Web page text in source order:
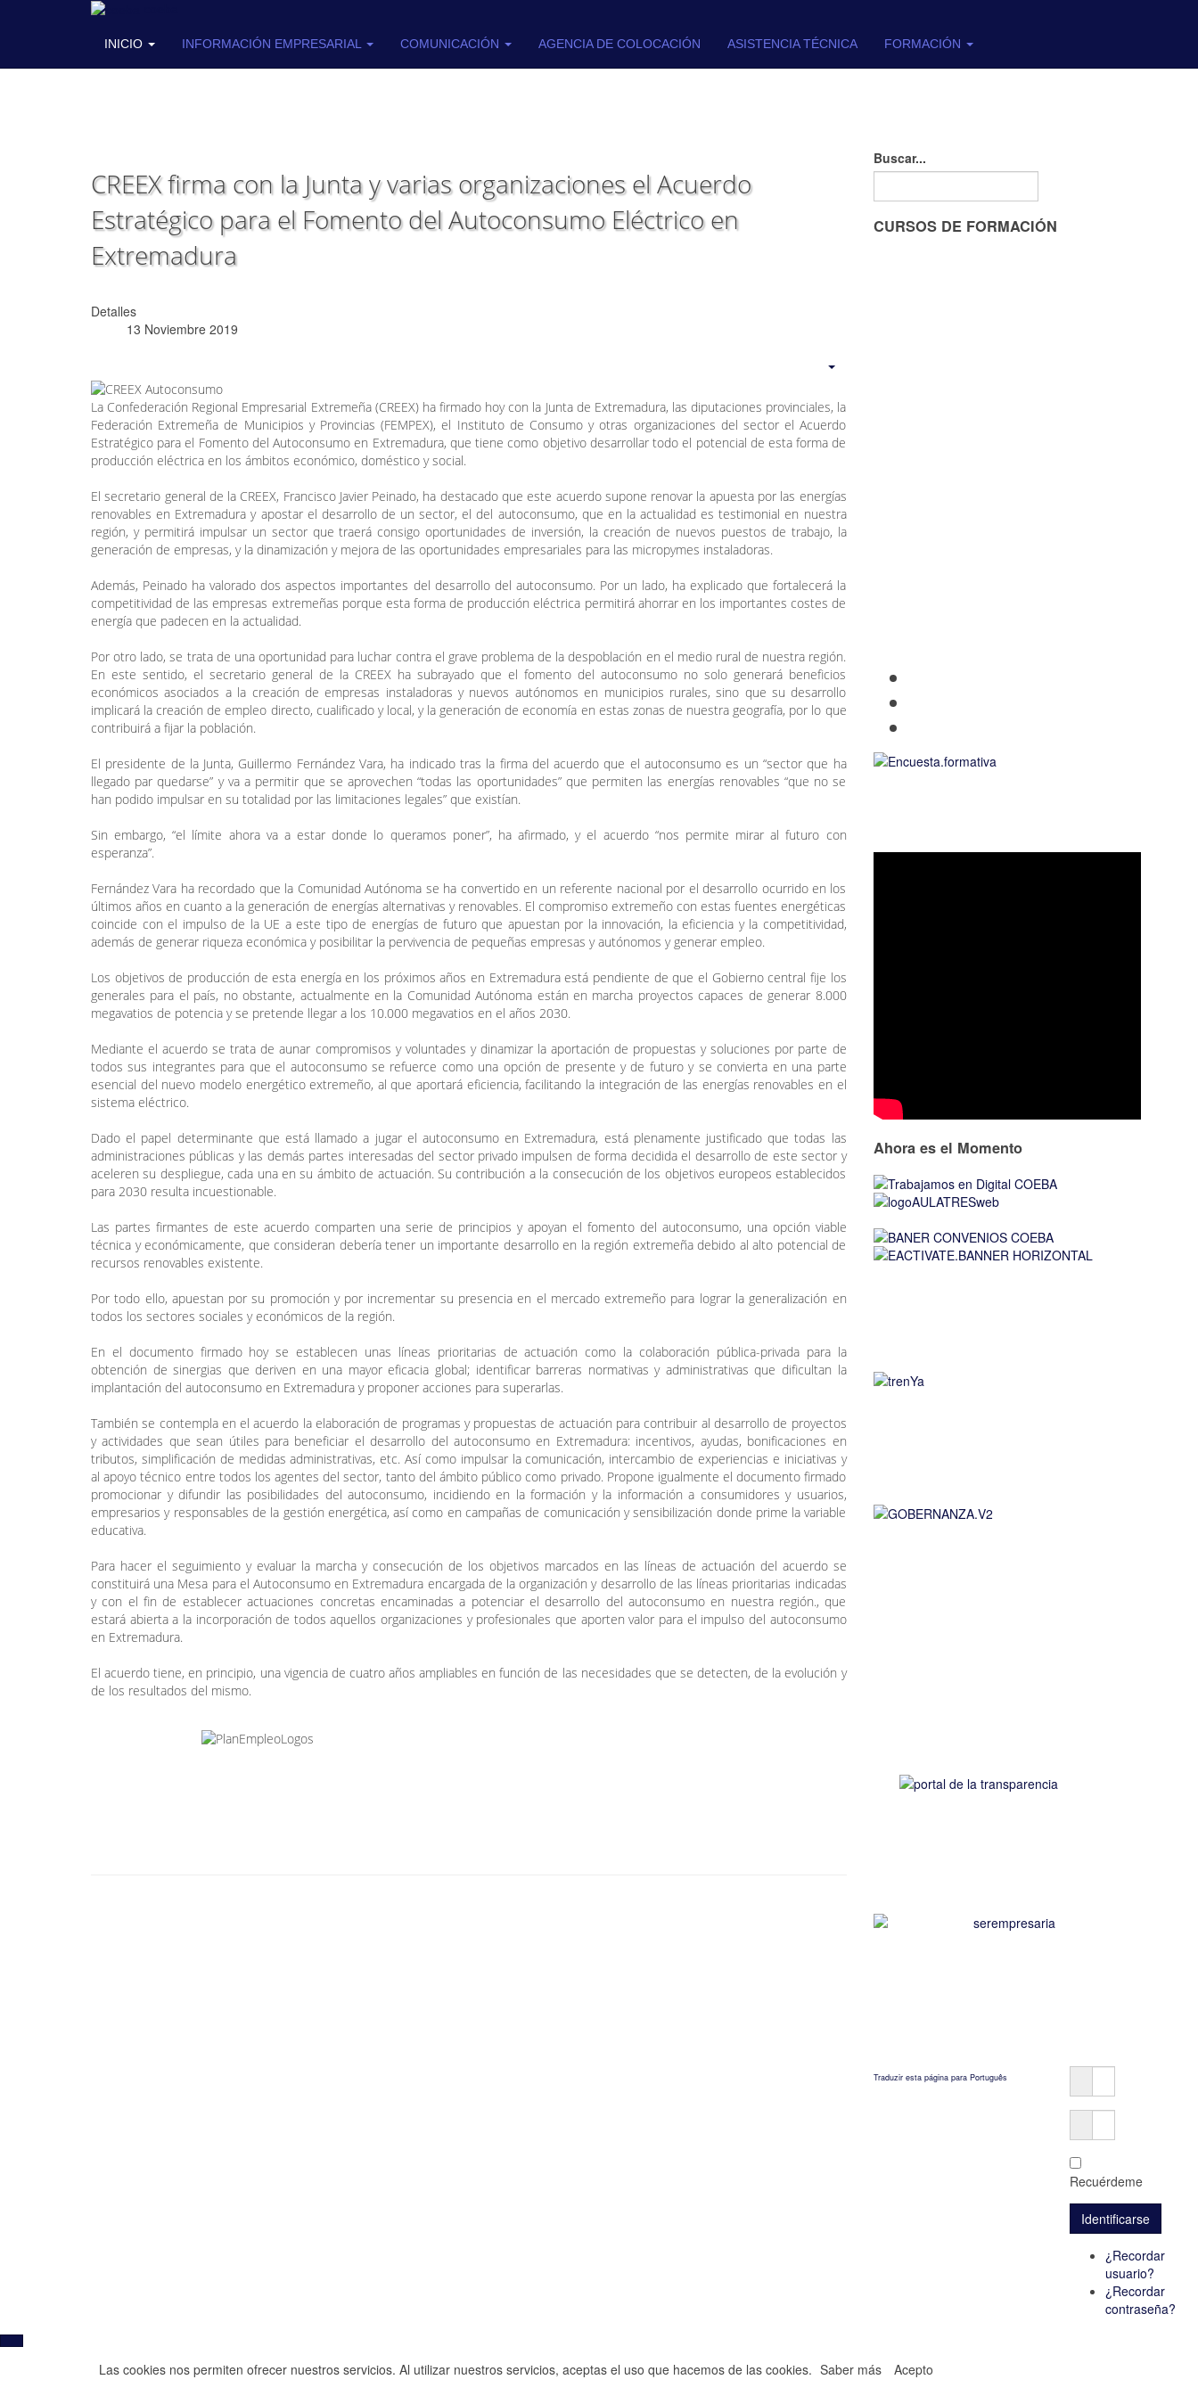
INICIO INFORMACIÓN EMPRESARIAL COMUNICACIÓN AGENCIA DE COLOCACIÓN ASISTENCIA TÉCNICA FORMACIÓN
CREEX firma con la Junta y varias organizaciones el Acuerdo
Estratégico para el Fomento del Autoconsumo Eléctrico en
Extremadura
Detalles
13 Noviembre 2019
La Confederación Regional Empresarial Extremeña (CREEX) ha firmado hoy con la Junta de Extremadura, las diputaciones provinciales, la
Federación Extremeña de Municipios y Provincias (FEMPEX), el Instituto de Consumo y otras organizaciones del sector el Acuerdo
Estratégico para el Fomento del Autoconsumo en Extremadura, que tiene como objetivo desarrollar todo el potencial de esta forma de
producción eléctrica en los ámbitos económico, doméstico y social.
El secretario general de la CREEX, Francisco Javier Peinado, ha destacado que este acuerdo supone renovar la apuesta por las energías
renovables en Extremadura y apostar el desarrollo de un sector, el del autoconsumo, que en la actualidad es testimonial en nuestra
región, y permitirá impulsar un sector que traerá consigo oportunidades de inversión, la creación de nuevos puestos de trabajo, la
generación de empresas, y la dinamización y mejora de las oportunidades empresariales para las micropymes instaladoras.
Además, Peinado ha valorado dos aspectos importantes del desarrollo del autoconsumo. Por un lado, ha explicado que fortalecerá la
competitividad de las empresas extremeñas porque esta forma de producción eléctrica permitirá ahorrar en los importantes costes de
energía que padecen en la actualidad.
Por otro lado, se trata de una oportunidad para luchar contra el grave problema de la despoblación en el medio rural de nuestra región.
En este sentido, el secretario general de la CREEX ha subrayado que el fomento del autoconsumo no solo generará beneficios
económicos asociados a la creación de empresas instaladoras y nuevos autónomos en municipios rurales, sino que su desarrollo
implicará la creación de empleo directo, cualificado y local, y la generación de economía en estas zonas de nuestra geografía, por lo que
contribuirá a fijar la población.
El presidente de la Junta, Guillermo Fernández Vara, ha indicado tras la firma del acuerdo que el autoconsumo es un “sector que ha
llegado par quedarse” y va a permitir que se aprovechen “todas las oportunidades” que permiten las energías renovables “que no se
han podido impulsar en su totalidad por las limitaciones legales” que existían.
Sin embargo, “el límite ahora va a estar donde lo queramos poner”, ha afirmado, y el acuerdo “nos permite mirar al futuro con
esperanza”.
Fernández Vara ha recordado que la Comunidad Autónoma se ha convertido en un referente nacional por el desarrollo ocurrido en los
últimos años en cuanto a la generación de energías alternativas y renovables. El compromiso extremeño con estas fuentes energéticas
coincide con el impulso de la UE a este tipo de energías de futuro que apuestan por la innovación, la eficiencia y la competitividad,
además de generar riqueza económica y posibilitar la pervivencia de pequeñas empresas y autónomos y generar empleo.
Los objetivos de producción de esta energía en los próximos años en Extremadura está pendiente de que el Gobierno central fije los
generales para el país, no obstante, actualmente en la Comunidad Autónoma están en marcha proyectos capaces de generar 8.000
megavatios de potencia y se pretende llegar a los 10.000 megavatios en el años 2030.
Mediante el acuerdo se trata de aunar compromisos y voluntades y dinamizar la aportación de propuestas y soluciones por parte de
todos sus integrantes para que el autoconsumo se refuerce como una opción de presente y de futuro y se convierta en una parte
esencial del nuevo modelo energético extremeño, al que aportará eficiencia, facilitando la integración de las energías renovables en el
sistema eléctrico.
Dado el papel determinante que está llamado a jugar el autoconsumo en Extremadura, está plenamente justificado que todas las
administraciones públicas y las demás partes interesadas del sector privado impulsen de forma decidida el desarrollo de este sector y
aceleren su despliegue, cada una en su ámbito de actuación. Su contribución a la consecución de los objetivos europeos establecidos
para 2030 resulta incuestionable.
Las partes firmantes de este acuerdo comparten una serie de principios y apoyan el fomento del autoconsumo, una opción viable
técnica y económicamente, que consideran debería tener un importante desarrollo en la región extremeña debido al alto potencial de
recursos renovables existente.
Por todo ello, apuestan por su promoción y por incrementar su presencia en el mercado extremeño para lograr la generalización en
todos los sectores sociales y económicos de la región.
En el documento firmado hoy se establecen unas líneas prioritarias de actuación como la colaboración pública-privada para la
obtención de sinergias que deriven en una mayor eficacia global; identificar barreras normativas y administrativas que dificultan la
implantación del autoconsumo en Extremadura y proponer acciones para superarlas.
También se contempla en el acuerdo la elaboración de programas y propuestas de actuación para contribuir al desarrollo de proyectos
y actividades que sean útiles para beneficiar el desarrollo del autoconsumo en Extremadura: incentivos, ayudas, bonificaciones en
tributos, simplificación de medidas administrativas, etc. Así como impulsar la comunicación, intercambio de experiencias e iniciativas y
al apoyo técnico entre todos los agentes del sector, tanto del ámbito público como privado. Propone igualmente el documento firmado
promocionar y difundir las posibilidades del autoconsumo, incidiendo en la formación y la información a consumidores y usuarios,
empresarios y responsables de la gestión energética, así como en campañas de comunicación y sensibilización donde prime la variable
educativa.
Para hacer el seguimiento y evaluar la marcha y consecución de los objetivos marcados en las líneas de actuación del acuerdo se
constituirá una Mesa para el Autoconsumo en Extremadura encargada de la organización y desarrollo de las líneas prioritarias indicadas
y con el fin de establecer actuaciones concretas encaminadas a potenciar el desarrollo del autoconsumo en nuestra región., que
estará abierta a la incorporación de todos aquellos organizaciones y profesionales que aporten valor para el impulso del autoconsumo
en Extremadura.
El acuerdo tiene, en principio, una vigencia de cuatro años ampliables en función de las necesidades que se detecten, de la evolución y
de los resultados del mismo.
Buscar...
CURSOS DE FORMACIÓN
Ahora es el Momento
Traduzir esta página para Português
Recuérdeme
¿Recordar
usuario?
¿Recordar
contraseña?
Las cookies nos permiten ofrecer nuestros servicios. Al utilizar nuestros servicios, aceptas el uso que hacemos de las cookies. Saber más Acepto